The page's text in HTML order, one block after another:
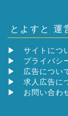
とよすと 運
▶ サイトにつ
▶ プライバシ
▶ 広告につい
▶ 求人広告に
▶ お問い合わ